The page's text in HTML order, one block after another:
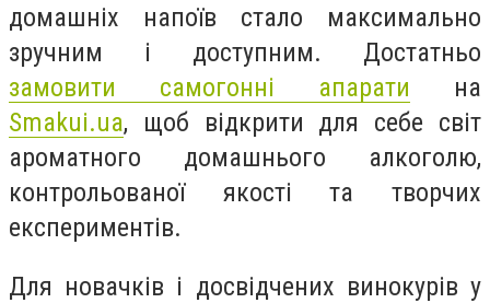
домашніх напоїв стало максимально
зручним і доступним. Достатньо
замовити самогонні апарати на
Smakui.ua, щоб відкрити для себе світ
ароматного домашнього алкоголю,
контрольованої якості та творчих
експериментів.
Для новачків і досвідчених винокурів у